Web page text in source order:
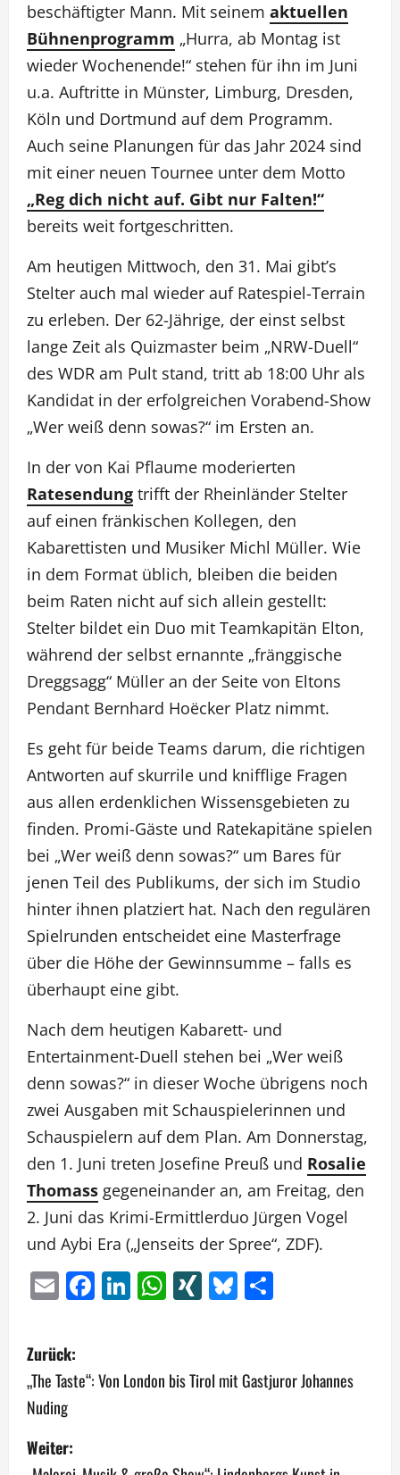
beschäftigter Mann. Mit seinem aktuellen
Bühnenprogramm „Hurra, ab Montag ist
wieder Wochenende!“ stehen für ihn im Juni
u.a. Auftritte in Münster, Limburg, Dresden,
Köln und Dortmund auf dem Programm.
Auch seine Planungen für das Jahr 2024 sind
mit einer neuen Tournee unter dem Motto
„Reg dich nicht auf. Gibt nur Falten!“
bereits weit fortgeschritten.
Am heutigen Mittwoch, den 31. Mai gibt’s
Stelter auch mal wieder auf Ratespiel-Terrain
zu erleben. Der 62-Jährige, der einst selbst
lange Zeit als Quizmaster beim „NRW-Duell“
des WDR am Pult stand, tritt ab 18:00 Uhr als
Kandidat in der erfolgreichen Vorabend-Show
„Wer weiß denn sowas?“ im Ersten an.
In der von Kai Pflaume moderierten
Ratesendung trifft der Rheinländer Stelter
auf einen fränkischen Kollegen, den
Kabarettisten und Musiker Michl Müller. Wie
in dem Format üblich, bleiben die beiden
beim Raten nicht auf sich allein gestellt:
Stelter bildet ein Duo mit Teamkapitän Elton,
während der selbst ernannte „fränggische
Dreggsagg“ Müller an der Seite von Eltons
Pendant Bernhard Hoëcker Platz nimmt.
Es geht für beide Teams darum, die richtigen
Antworten auf skurrile und knifflige Fragen
aus allen erdenklichen Wissensgebieten zu
finden. Promi-Gäste und Ratekapitäne spielen
bei „Wer weiß denn sowas?“ um Bares für
jenen Teil des Publikums, der sich im Studio
hinter ihnen platziert hat. Nach den regulären
Spielrunden entscheidet eine Masterfrage
über die Höhe der Gewinnsumme – falls es
überhaupt eine gibt.
Nach dem heutigen Kabarett- und
Entertainment-Duell stehen bei „Wer weiß
denn sowas?“ in dieser Woche übrigens noch
zwei Ausgaben mit Schauspielerinnen und
Schauspielern auf dem Plan. Am Donnerstag,
den 1. Juni treten Josefine Preuß und Rosalie
Thomass gegeneinander an, am Freitag, den
2. Juni das Krimi-Ermittlerduo Jürgen Vogel
und Aybi Era („Jenseits der Spree“, ZDF).
EmailFacebook
LinkedIn
WhatsApp
XINGBluesky
B
e
i
t
Zurück:
„The Taste“: Von London bis Tirol mit Gastjuror Johannes
Nuding
Weiter: